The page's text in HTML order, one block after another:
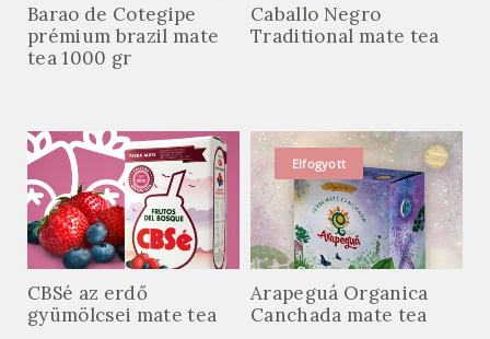
Barao de Cotegipe
prémium brazil mate
tea 1000 gr
Caballo Negro
Traditional mate tea
CBSé az erdő
gyümölcsei mate tea
Elfogyott
Arapeguá Organica
Canchada mate tea